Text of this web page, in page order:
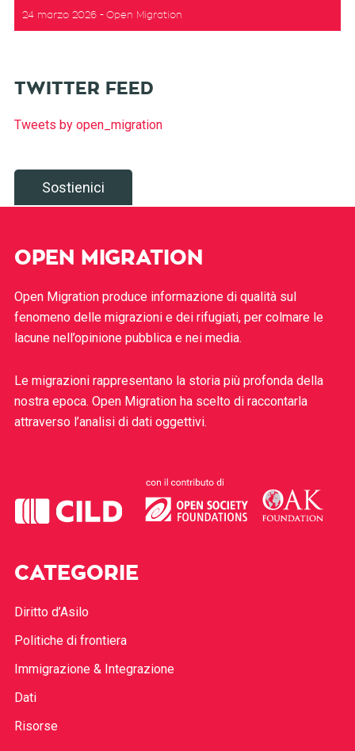
24 marzo 2026 Open Migration
TWITTER FEED
Tweets by open_migration
Sostienici
OPEN MIGRATION
Open Migration produce informazione di qualità sul
fenomeno delle migrazioni e dei rifugiati, per colmare le
lacune nell’opinione pubblica e nei media.
Le migrazioni rappresentano la storia più profonda della
nostra epoca. Open Migration ha scelto di raccontarla
attraverso l’analisi di dati oggettivi.
CATEGORIE
Diritto d’Asilo
Politiche di frontiera
Immigrazione & Integrazione
Dati
Risorse